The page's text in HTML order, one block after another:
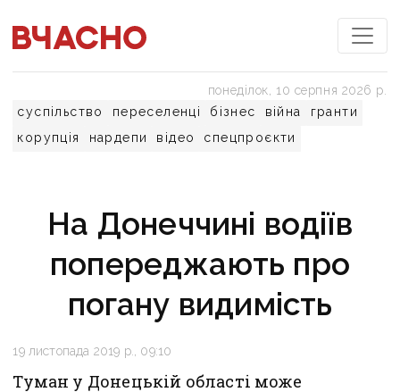
суспільство переселенці бізнес війна
гранти
корупція
нардепи відео спецпроєкти
понеділок, 10 серпня 2026 р.
На Донеччині водіїв
попереджають про
погану видимість
19 листопада 2019 р., 09:10
Туман у Донецькій області може